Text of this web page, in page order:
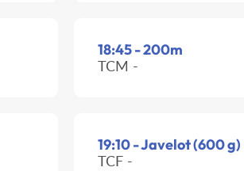
18:45 - 200m
TCM -
19:10 - Javelot (600 g)
TCF -